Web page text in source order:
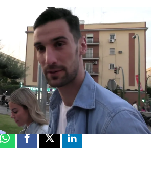
a jugar al fútbol? Sus declaraciones (Europa
Sergio Rico, "contento" tras su revisión médica
22 de septiembre de 2023, 11:01
Whatsapp
Facebook
X Linkedin